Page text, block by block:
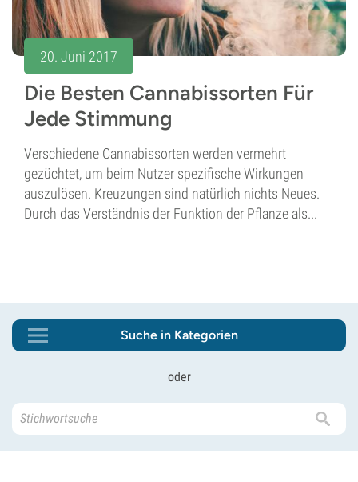
20. Juni 2017
Die Besten Cannabissorten Für
Jede Stimmung
Verschiedene Cannabissorten werden vermehrt
gezüchtet, um beim Nutzer spezifische Wirkungen
auszulösen. Kreuzungen sind natürlich nichts Neues.
Durch das Verständnis der Funktion der Pflanze als...
Suche in Kategorien
oder